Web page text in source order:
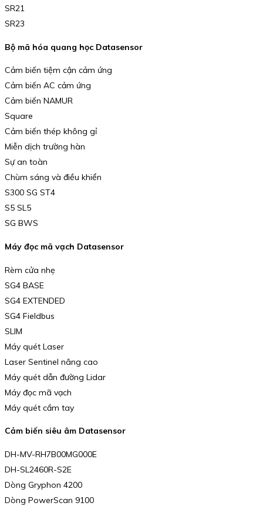
SR21
SR23
Bộ mã hóa quang học Datasensor
Cảm biến tiệm cận cảm ứng
Cảm biến AC cảm ứng
Cảm biến NAMUR
Square
Cảm biến thép không gỉ
Miễn dịch trường hàn
Sự an toàn
Chùm sáng và điều khiển
S300 SG ST4
S5 SL5
SG BWS
Máy đọc mã vạch Datasensor
Rèm cửa nhẹ
SG4 BASE
SG4 EXTENDED
SG4 Fieldbus
SLIM
Máy quét Laser
Laser Sentinel nâng cao
Máy quét dẫn đường Lidar
Máy đọc mã vạch
Máy quét cầm tay
Cảm biến siêu âm Datasensor
DH-MV-RH7B00MG000E
DH-SL2460R-S2E
Dòng Gryphon 4200
Dòng PowerScan 9100